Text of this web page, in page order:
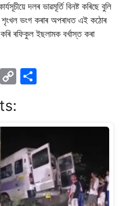
দলৰ ভাৱমূৰ্তি বিনষ্ট কৰিছে বুলি
ভংগ কৰাৰ অপৰাধত এই কঠোৰ
ৰফিকুল ইছলামক বৰ্খাস্ত কৰা
X
C
y
n
k
e